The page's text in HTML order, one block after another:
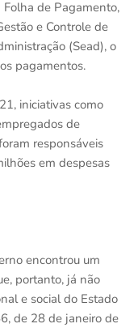
Folha de Pagamento,
e Controle de
(Sead), o
pagamentos.
iniciativas como
de
responsáveis
em despesas
encontrou um
portanto, já não
e social do Estado
de 28 de janeiro de